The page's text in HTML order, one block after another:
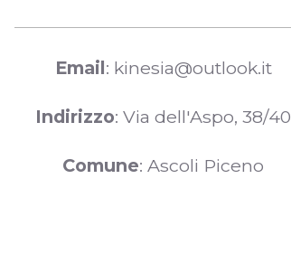
Email: kinesia@outlook.it
Indirizzo: Via dell'Aspo, 38/40
Comune: Ascoli Piceno